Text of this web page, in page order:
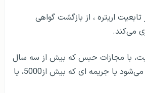
اریتره ، از بازگشت گواهی
می‌کند.
با مجازات حبس که بیش از سه سال
نباشد، مجازات می‌شود یا جریمه ای که بیش از5000، یا